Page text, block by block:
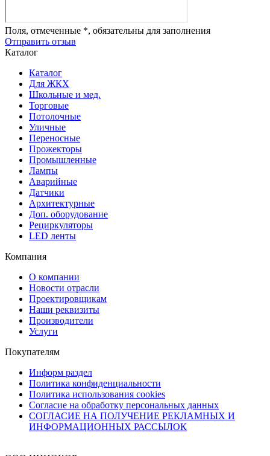
Поля, отмеченные *, обязательны для заполнения
Отправить отзыв
Каталог
Каталог
Для ЖКХ
Школьные и мед.
Торговые
Потолочные
Уличные
Переносные
Прожекторы
Промышленные
Лампы
Аварийные
Датчики
Архитектурные
Доп. оборудование
Рециркуляторы
LED ленты
Компания
О компании
Новости отрасли
Проектировщикам
Наши реквизиты
Производители
Услуги
Покупателям
Информ раздел
Политика конфиденциальности
Политика использования cookies
Согласие на обработку персональных данных
СОГЛАСИЕ НА ПОЛУЧЕНИЕ РЕКЛАМНЫХ И
ИНФОРМАЦИОННЫХ РАССЫЛОК